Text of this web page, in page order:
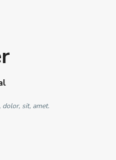
dolor, sit, amet.